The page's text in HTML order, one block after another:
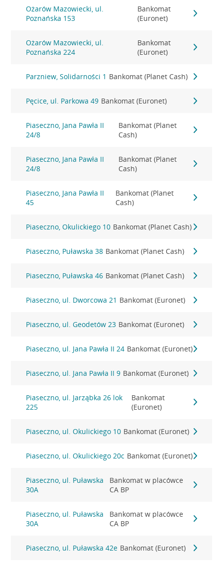
Ożarów Mazowiecki, ul.
Poznańska 153
Bankomat
(Euronet)
Ożarów Mazowiecki, ul.
Poznańska 224
Bankomat
(Euronet)
Parzniew, Solidarności 1 Bankomat (Planet Cash)
Pęcice, ul. Parkowa 49 Bankomat (Euronet)
Piaseczno, Jana Pawła II
24/8
Bankomat (Planet
Cash)
Piaseczno, Jana Pawła II
24/8
Bankomat (Planet
Cash)
Piaseczno, Jana Pawła II
45
Bankomat (Planet
Cash)
Piaseczno, Okulickiego 10 Bankomat (Planet Cash)
Piaseczno, Puławska 38 Bankomat (Planet Cash)
Piaseczno, Puławska 46 Bankomat (Planet Cash)
Piaseczno, ul. Dworcowa 21 Bankomat (Euronet)
Piaseczno, ul. Geodetów 23 Bankomat (Euronet)
Piaseczno, ul. Jana Pawła II 24 Bankomat (Euronet)
Piaseczno, ul. Jana Pawła II 9 Bankomat (Euronet)
Piaseczno, ul. Jarząbka 26 lok
225
Bankomat
(Euronet)
Piaseczno, ul. Okulickiego 10 Bankomat (Euronet)
Piaseczno, ul. Okulickiego 20c Bankomat (Euronet)
Piaseczno, ul. Puławska
30A
Bankomat w placówce
CA BP
Piaseczno, ul. Puławska
30A
Bankomat w placówce
CA BP
Piaseczno, ul. Puławska 42e Bankomat (Euronet)